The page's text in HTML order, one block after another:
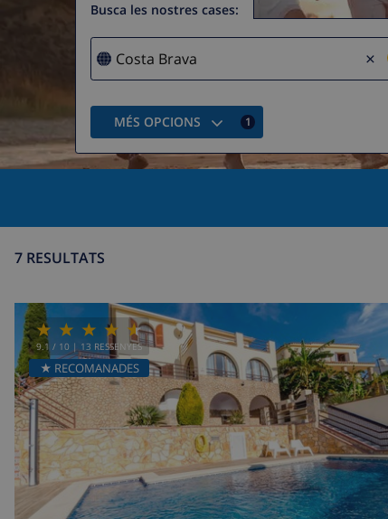
Busca les nostres cases:
×
MÉS OPCIONS 1
7 RESULTATS
9.1 / 10 | 13 RESSENYES
★ RECOMANADES